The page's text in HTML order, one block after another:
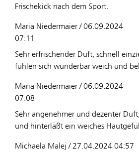
Frischekick nach dem Sport.
Maria Niedermaier / 06.09.2024
07:11
Sehr erfrischender Duft, schnell
fühlen sich wunderbar weich und
Maria Niedermaier / 06.09.2024
07:08
Sehr angenehmer und dezenter
und hinterläßt ein weiches
Michaela Malej / 27.04.2024 04:57